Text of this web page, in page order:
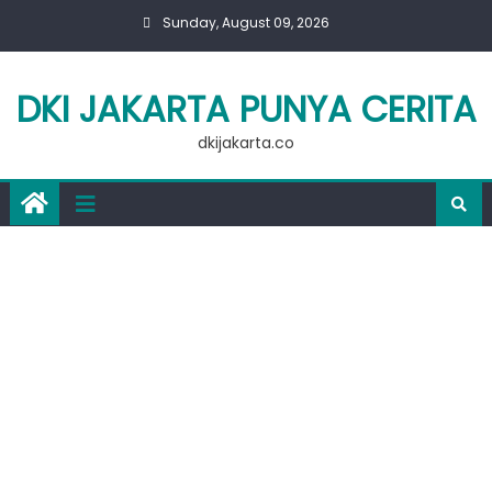
Sunday, August 09, 2026
DKI JAKARTA PUNYA CERITA
dkijakarta.co